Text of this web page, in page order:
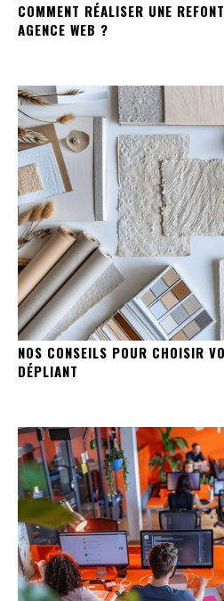
COMMENT RÉALISER UNE
AGENCE WEB ?
NOS CONSEILS POUR CHOISIR
DÉPLIANT